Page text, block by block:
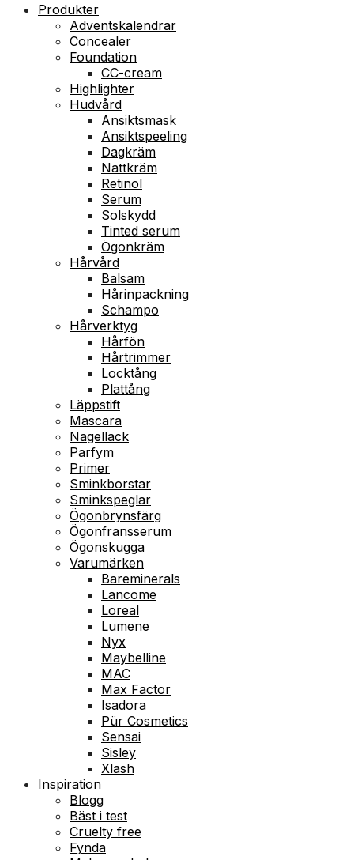
Produkter
Adventskalendrar
Concealer
Foundation
CC-cream
Highlighter
Hudvård
Ansiktsmask
Ansiktspeeling
Dagkräm
Nattkräm
Retinol
Serum
Solskydd
Tinted serum
Ögonkräm
Hårvård
Balsam
Hårinpackning
Schampo
Hårverktyg
Hårfön
Hårtrimmer
Locktång
Plattång
Läppstift
Mascara
Nagellack
Parfym
Primer
Sminkborstar
Sminkspeglar
Ögonbrynsfärg
Ögonfransserum
Ögonskugga
Varumärken
Bareminerals
Lancome
Loreal
Lumene
Nyx
Maybelline
MAC
Max Factor
Isadora
Pür Cosmetics
Sensai
Sisley
Xlash
Inspiration
Blogg
Bäst i test
Cruelty free
Fynda